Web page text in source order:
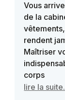
Vous
de la
rendent
Maîtriser
corps
lire la